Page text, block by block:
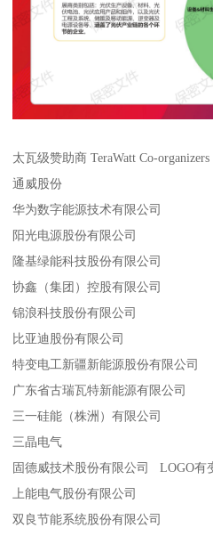
太瓦级赞助商 TeraWatt Co-organizers
通威股份
华为数字能源技术有限公司
阳光电源股份有限公司
隆基绿能科技股份有限公司
协鑫（集团）控股有限公司
锦浪科技股份有限公司
比亚迪股份有限公司
特变电工新疆新能源股份有限公司
广东省古瑞瓦特新能源有限公司
三一硅能（株洲）有限公司
三晶电气
固德威技术股份有限公司 LOGO有
上能电气股份有限公司
双良节能系统股份有限公司